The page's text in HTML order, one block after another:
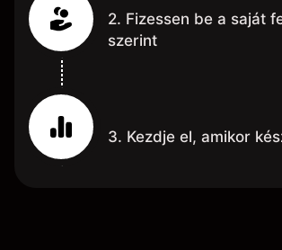
2. Fizessen be a saját
szerint
3. Kezdje el, amikor